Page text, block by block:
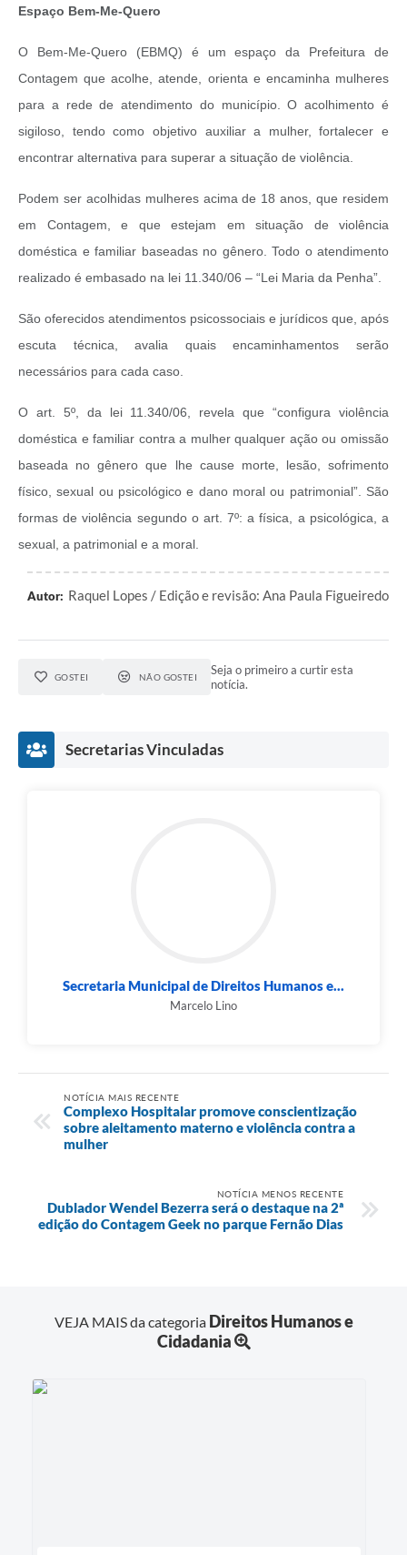
Espaço Bem-Me-Quero
O Bem-Me-Quero (EBMQ) é um espaço da Prefeitura de
Contagem que acolhe, atende, orienta e encaminha mulheres
para a rede de atendimento do município. O acolhimento é
sigiloso, tendo como objetivo auxiliar a mulher, fortalecer e
encontrar alternativa para superar a situação de violência.
Podem ser acolhidas mulheres acima de 18 anos, que residem
em Contagem, e que estejam em situação de violência
doméstica e familiar baseadas no gênero. Todo o atendimento
realizado é embasado na lei 11.340/06 – “Lei Maria da Penha”.
São oferecidos atendimentos psicossociais e jurídicos que, após
escuta técnica, avalia quais encaminhamentos serão
necessários para cada caso.
O art. 5º, da lei 11.340/06, revela que “configura violência
doméstica e familiar contra a mulher qualquer ação ou omissão
baseada no gênero que lhe cause morte, lesão, sofrimento
físico, sexual ou psicológico e dano moral ou patrimonial”. São
formas de violência segundo o art. 7º: a física, a psicológica, a
sexual, a patrimonial e a moral.
Autor: Raquel Lopes / Edição e revisão: Ana Paula Figueiredo
GOSTEI NÃO GOSTEI
Seja o primeiro a curtir esta
notícia.
Secretarias Vinculadas
Secretaria Municipal de Direitos Humanos e...
Marcelo Lino
NOTÍCIA MAIS RECENTE
Complexo Hospitalar promove conscientização
sobre aleitamento materno e violência contra a
mulher
NOTÍCIA MENOS RECENTE
Dublador Wendel Bezerra será o destaque na 2ª
edição do Contagem Geek no parque Fernão Dias
VEJA MAIS da categoria Direitos Humanos e
Cidadania